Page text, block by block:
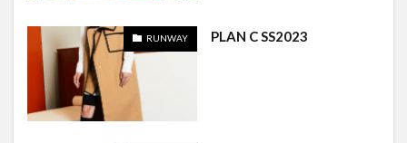
RUNWAY PLAN C SS2023